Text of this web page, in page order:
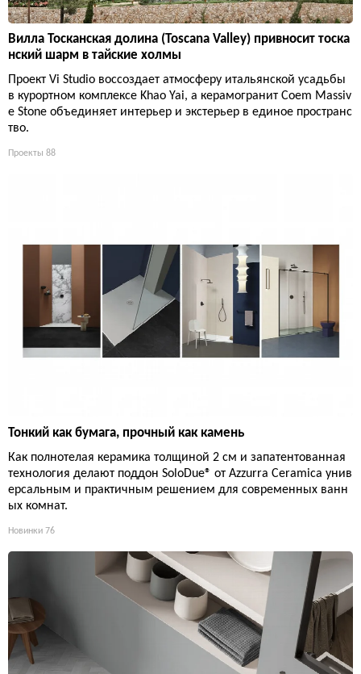
Вилла Тосканская долина (Toscana Valley) привносит тоска
нский шарм в тайские холмы
Проект Vi Studio воссоздает атмосферу итальянской усадьбы
в курортном комплексе Khao Yai, а керамогранит Coem Massiv
e Stone объединяет интерьер и экстерьер в единое пространс
тво.
Проекты 88
Тонкий как бумага, прочный как камень
Как полнотелая керамика толщиной 2 см и запатентованная
технология делают поддон SoloDue® от Azzurra Ceramica унив
ерсальным и практичным решением для современных ванн
ых комнат.
Новинки 76